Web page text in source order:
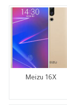
Meizu 16X